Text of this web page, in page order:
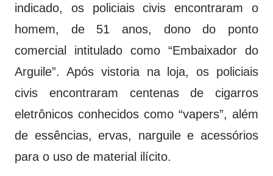
indicado, os policiais civis encontraram o
homem, de 51 anos, dono do ponto
comercial intitulado como “Embaixador do
Arguile”. Após vistoria na loja, os policiais
civis encontraram centenas de cigarros
eletrônicos conhecidos como “vapers”, além
de essências, ervas, narguile e acessórios
para o uso de material ilícito.